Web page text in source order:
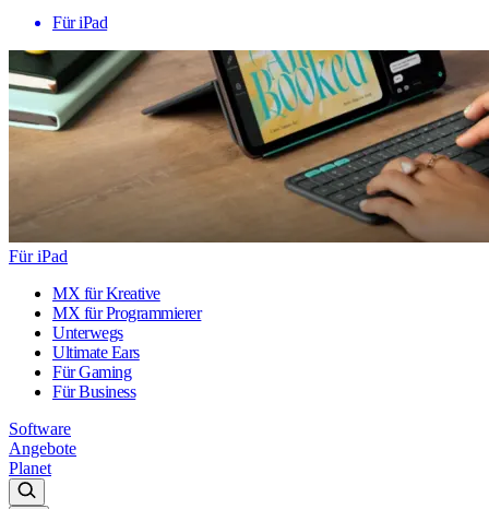
Für iPad
Für iPad
MX für Kreative
MX für Programmierer
Unterwegs
Ultimate Ears
Für Gaming
Für Business
Software
Angebote
Planet